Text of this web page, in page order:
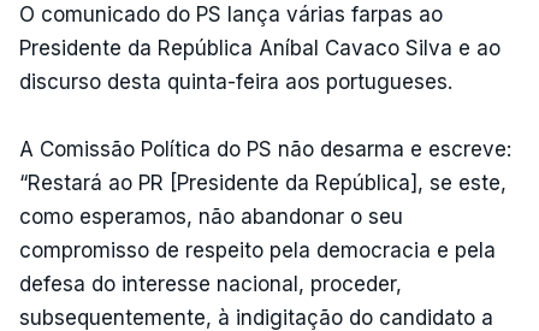
O comunicado do PS lança várias farpas ao
Presidente da República Aníbal Cavaco Silva e ao
discurso desta quinta-feira aos portugueses.
A Comissão Política do PS não desarma e escreve:
“Restará ao PR [Presidente da República], se este,
como esperamos, não abandonar o seu
compromisso de respeito pela democracia e pela
defesa do interesse nacional, proceder,
subsequentemente, à indigitação do candidato a